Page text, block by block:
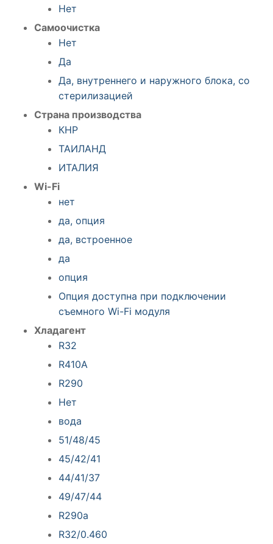
Нет
Самоочистка
Нет
Да
Да, внутреннего и наружного блока, со
стерилизацией
Страна производства
КНР
ТАИЛАНД
ИТАЛИЯ
Wi-Fi
нет
да, опция
да, встроенное
да
опция
Опция доступна при подключении
съемного Wi-Fi модуля
Хладагент
R32
R410A
R290
Нет
вода
51/48/45
45/42/41
44/41/37
49/47/44
R290a
R32/0.460